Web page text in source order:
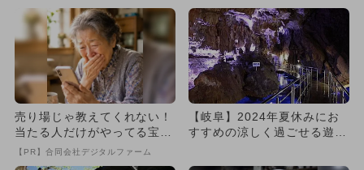
売り場じゃ教えてくれない！
当たる人だけがやってる宝く
じの習慣
【PR】合同会社デジタルファーム
【岐阜】2024年夏休みにお
すすめの涼しく過ごせる遊び